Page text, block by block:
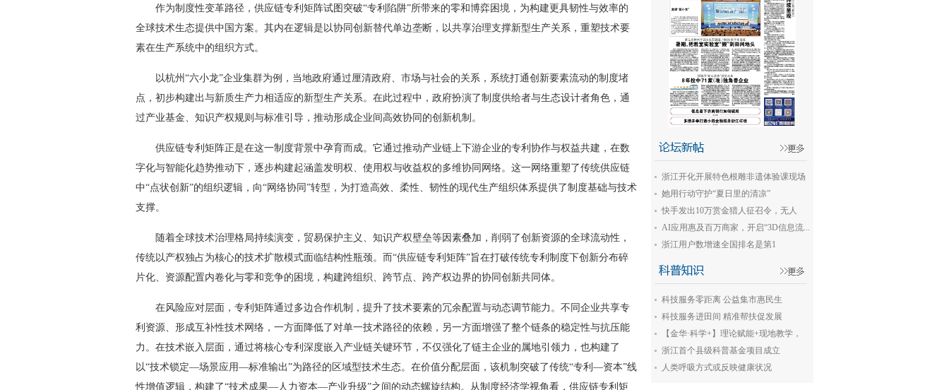
作为制度性变革路径，供应链专利矩阵试图突破“专利陷阱”所带来的零和博弈困境，为构建更具韧性与效率的
全球技术生态提供中国方案。其内在逻辑是以协同创新替代单边垄断，以共享治理支撑新型生产关系，重塑技术要
素在生产系统中的组织方式。
以杭州“六小龙”企业集群为例，当地政府通过厘清政府、市场与社会的关系，系统打通创新要素流动的制度堵
点，初步构建出与新质生产力相适应的新型生产关系。在此过程中，政府扮演了制度供给者与生态设计者角色，通
过产业基金、知识产权规则与标准引导，推动形成企业间高效协同的创新机制。
供应链专利矩阵正是在这一制度背景中孕育而成。它通过推动产业链上下游企业的专利协作与权益共建，在数
字化与智能化趋势推动下，逐步构建起涵盖发明权、使用权与收益权的多维协同网络。这一网络重塑了传统供应链
中“点状创新”的组织逻辑，向“网络协同”转型，为打造高效、柔性、韧性的现代生产组织体系提供了制度基础与技术
支撑。
随着全球技术治理格局持续演变，贸易保护主义、知识产权壁垒等因素叠加，削弱了创新资源的全球流动性，
传统以产权独占为核心的技术扩散模式面临结构性瓶颈。而“供应链专利矩阵”旨在打破传统专利制度下创新分布碎
片化、资源配置内卷化与零和竞争的困境，构建跨组织、跨节点、跨产权边界的协同创新共同体。
在风险应对层面，专利矩阵通过多边合作机制，提升了技术要素的冗余配置与动态调节能力。不同企业共享专
利资源、形成互补性技术网络，一方面降低了对单一技术路径的依赖，另一方面增强了整个链条的稳定性与抗压能
力。在技术嵌入层面，通过将核心专利深度嵌入产业链关键环节，不仅强化了链主企业的属地引领力，也构建了
以“技术锁定—场景应用—标准输出”为路径的区域型技术生态。在价值分配层面，该机制突破了传统“专利—资本”线
性增值逻辑，构建了“技术成果—人力资本—产业升级”之间的动态螺旋结构。从制度经济学视角看，供应链专利矩
浙江开化开展特色根雕非遗体验课现场
教学
她用行动守护“夏日里的清凉”
快手发出10万赏金猎人征召令，无人
机...
AI应用惠及百万商家，开启“3D信息流...
浙江用户数增速全国排名是第1
科技服务零距离 公益集市惠民生
科技服务进田间 精准帮扶促发展
【金华·科学+】理论赋能+现地教学，
新...
浙江首个县级科普基金项目成立
人类呼吸方式或反映健康状况